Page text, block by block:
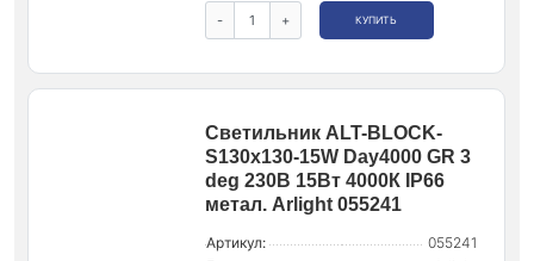
- + КУПИТЬ
Светильник ALT-BLOCK-
S130x130-15W Day4000 GR 3
deg 230В 15Вт 4000К IP66
метал. Arlight 055241
Артикул:
055241